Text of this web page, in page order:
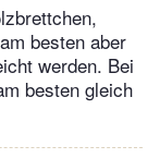
besten aber
werden. Bei
besten gleich